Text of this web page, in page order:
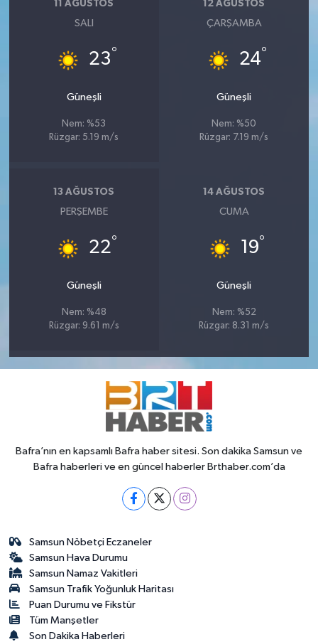
11 AĞUSTOS
SALI
23°
Güneşli
Nem: %53
Rüzgar: 5.19 m/s
12 AĞUSTOS
ÇARŞAMBA
24°
Güneşli
Nem: %50
Rüzgar: 7.19 m/s
13 AĞUSTOS
PERŞEMBE
22°
Güneşli
Nem: %48
Rüzgar: 9.61 m/s
14 AĞUSTOS
CUMA
19°
Güneşli
Nem: %52
Rüzgar: 8.31 m/s
Bafra’nın en kapsamlı Bafra haber sitesi. Son dakika Samsun ve
Bafra haberleri ve en güncel haberler Brthaber.com’da
Samsun Nöbetçi Eczaneler
Samsun Hava Durumu
Samsun Namaz Vakitleri
Samsun Trafik Yoğunluk Haritası
Puan Durumu ve Fikstür
Tüm Manşetler
Son Dakika Haberleri